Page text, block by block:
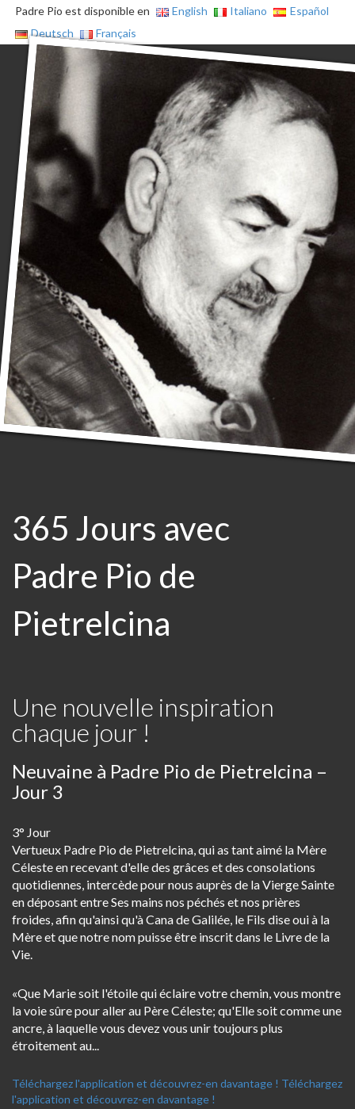
Padre Pio est disponible en English Italiano
Español
Deutsch
Français
365 Jours avec
Padre Pio de
Pietrelcina
Une nouvelle inspiration
chaque jour !
Neuvaine à Padre Pio de Pietrelcina –
Jour 3
3° Jour
Vertueux Padre Pio de Pietrelcina, qui as tant aimé la Mère
Céleste en recevant d'elle des grâces et des consolations
quotidiennes, intercède pour nous auprès de la Vierge Sainte
en déposant entre Ses mains nos péchés et nos prières
froides, afin qu'ainsi qu'à Cana de Galilée, le Fils dise oui à la
Mère et que notre nom puisse être inscrit dans le Livre de la
Vie.
«Que Marie soit l'étoile qui éclaire votre chemin, vous montre
la voie sûre pour aller au Père Céleste; qu'Elle soit comme une
ancre, à laquelle vous devez vous unir toujours plus
étroitement au...
Téléchargez l'application et découvrez-en davantage ! Téléchargez
l'application et découvrez-en davantage !